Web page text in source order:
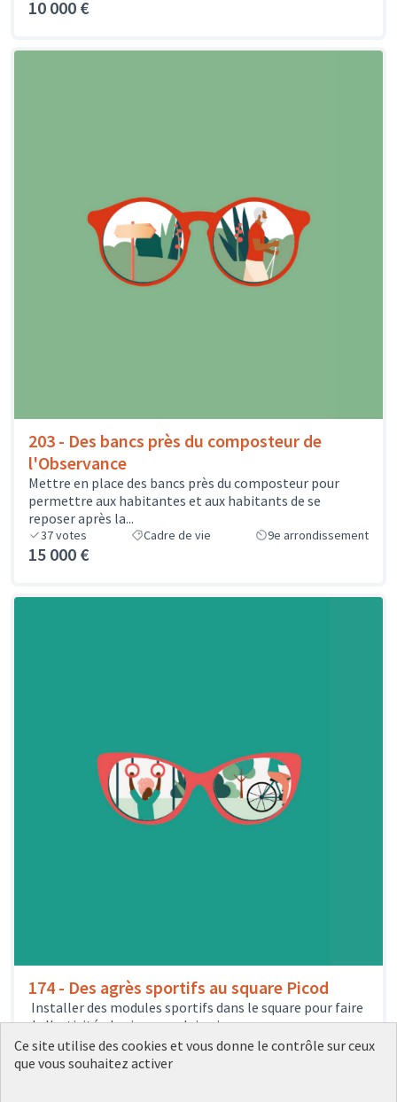
10 000 €
203 - Des bancs près du composteur de
l'Observance
Mettre en place des bancs près du composteur pour
permettre aux habitantes et aux habitants de se
reposer après la...
37votes Cadre de vie 9e arrondissement
15 000 €
174 - Des agrès sportifs au square Picod
Installer des modules sportifs dans le square pour faire
de l'activité physique en plein air.
35 votes Sports et loisirs 8e arrondissement
15 000 €
Ce site utilise des cookies et vous donne le contrôle sur ceux
que vous souhaitez activer